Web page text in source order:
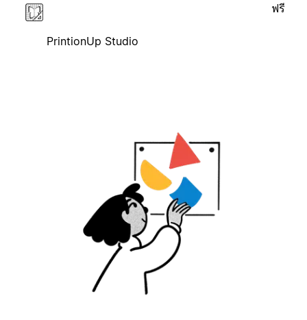
PrintionUp Studio
ฟรี